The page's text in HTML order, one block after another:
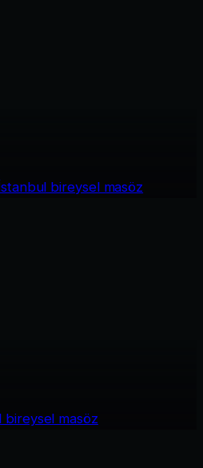
bireysel masöz
bireysel masöz